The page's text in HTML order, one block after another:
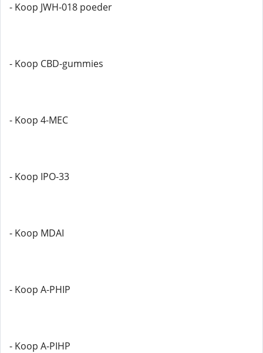
- Koop JWH-018 poeder
- Koop CBD-gummies
- Koop 4-MEC
- Koop IPO-33
- Koop MDAI
- Koop A-PHIP
- Koop A-PIHP